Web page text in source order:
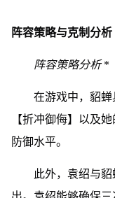
阵容策略与克制分析
阵容策略分析*
在游戏中，貂
【折冲御侮】以及
防御水平。
此外，袁绍与